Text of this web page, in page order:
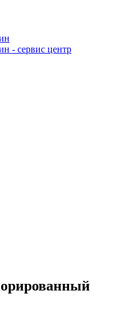
- сервис центр